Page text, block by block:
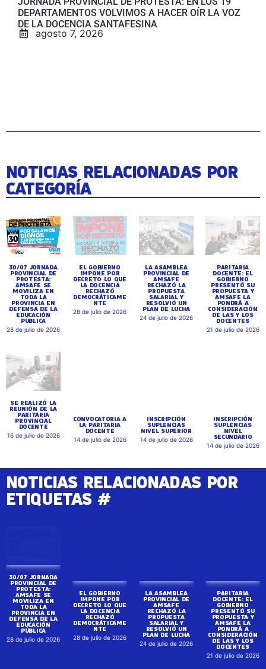
DEPARTAMENTOS VOLVIMOS A HACER OÍR LA VOZ
DE LA DOCENCIA SANTAFESINA
agosto 7, 2026
NOTICIAS RELACIONADAS POR
CATEGORÍA
30/07 JORNADA
PROVINCIAL DE
PROTESTA:
AMSAFE SE
MOVILIZA EN
TODA LA
PROVINCIA EN
DEFENSA DE LA
EDUCACIÓN
PÚBLICA
28 de julio de 2026
EL GOBIERNO
IMPONE POR
DECRETO LO QUE
LA DOCENCIA
RECHAZÓ
DEMOCRÁTICAME
NTE
28 de julio de 2026
LA ASAMBLEA
PROVINCIAL DE
AMSAFE
RECHAZÓ LA
PROPUESTA
SALARIAL Y
RESOLVIÓ UN
PLAN DE LUCHA
24 de julio de 2026
PARITARIA
DOCENTE: EL
GOBIERNO
PRESENTÓ SU
PROPUESTA Y
AMSAFE LA
PONDRÁ A
CONSIDERACIÓN
DE LAS Y LOS
DOCENTES
21 de julio de 2026
SE REALIZÓ LA
REUNIÓN DE LA
PARITARIA
PROVINCIAL
DOCENTE
16 de julio de 2026
14 de julio de 2026
NIVEL SUPERIOR
14 de julio de 2026 SECUNDARIO
14 de julio de 2026
NOTICIAS RELACIONADAS POR
ETIQUETAS #
30/07 JORNADA
PROVINCIAL DE
PROTESTA:
AMSAFE SE
MOVILIZA EN
TODA LA
PROVINCIA EN
DEFENSA DE LA
EDUCACIÓN
PÚBLICA
28 de julio de 2026
DECRETO LO QUE
LA DOCENCIA
RECHAZÓ
DEMOCRÁTICAME
NTE
28 de julio de 2026
AMSAFE
RECHAZÓ LA
PROPUESTA
SALARIAL Y
RESOLVIÓ UN
PLAN DE LUCHA
24 de julio de 2026
GOBIERNO
PRESENTÓ SU
PROPUESTA Y
AMSAFE LA
PONDRÁ A
CONSIDERACIÓN
DE LAS Y LOS
DOCENTES
21 de julio de 2026